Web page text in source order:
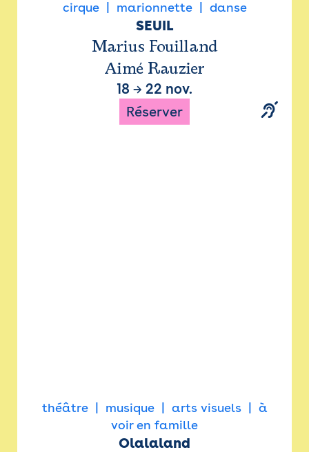
cirque marionnette danse
SEUIL
Marius Fouilland
Aimé Rauzier
18 → 22 nov.
Réserver
théâtre musique arts visuels
à
voir en famille
Olalaland